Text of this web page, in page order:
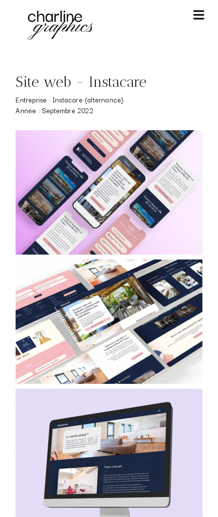
Site web - Instacare
Entreprise : Instacare (alternance)
Année : Septembre 2022